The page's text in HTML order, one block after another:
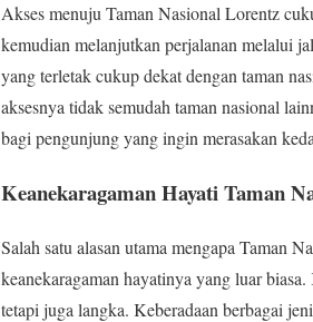
Akses menuju Taman Nasional Lorentz
kemudian melanjutkan perjalanan melalui
yang terletak cukup dekat dengan taman
aksesnya tidak semudah taman nasional
bagi pengunjung yang ingin merasakan
Keanekaragaman Hayati Taman
Salah satu alasan utama mengapa Taman
keanekaragaman hayatinya yang luar
tetapi juga langka. Keberadaan berbagai